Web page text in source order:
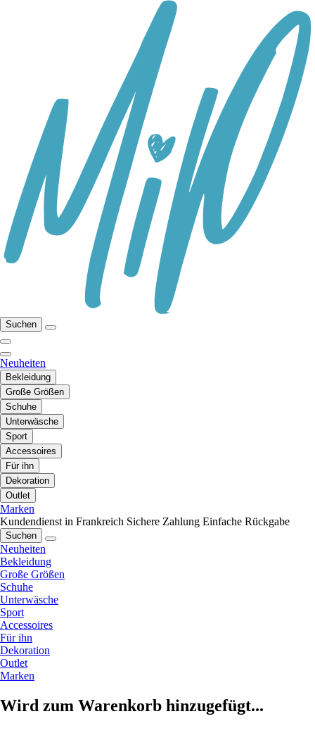
Suchen
Neuheiten
Bekleidung
Große Größen
Schuhe
Unterwäsche
Sport
Accessoires
Für ihn
Dekoration
Outlet
Marken
Kundendienst in Frankreich Sichere Zahlung Einfache Rückgabe
Suchen
Neuheiten
Bekleidung
Große Größen
Schuhe
Unterwäsche
Sport
Accessoires
Für ihn
Dekoration
Outlet
Marken
Wird zum Warenkorb hinzugefügt...